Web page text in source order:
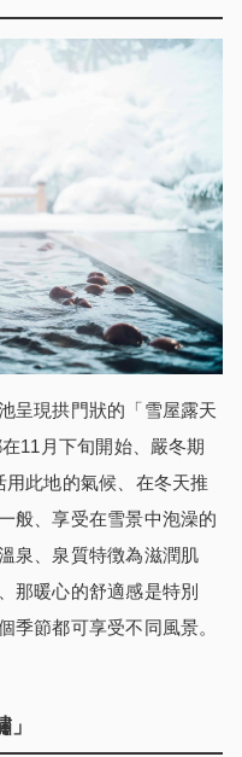
呈現拱門狀的「雪屋露天
11月下旬開始、嚴冬期
此地的氣候、在冬天推
般、享受在雪景中泡澡的
泉、泉質特徴為滋潤肌
那暖心的舒適感是特別
季節都可享受不同風景。
」